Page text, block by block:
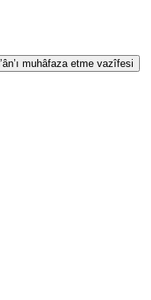
muhâfaza etme vazîfesi